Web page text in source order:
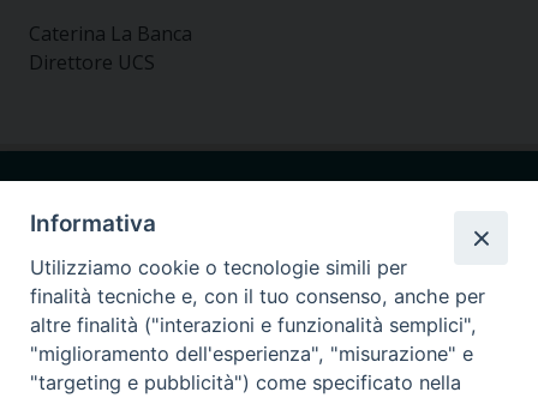
Caterina La Banca
Direttore UCS
Seminario Giovanni Paolo I
via Ginnasio 85
87011 Cassano allo Ionio (CS)
cell. 375.9066947
Informativa
Utilizziamo cookie o tecnologie simili per
finalità tecniche e, con il tuo consenso, anche per
altre finalità ("interazioni e funzionalità semplici",
"miglioramento dell'esperienza", "misurazione" e
"targeting e pubblicità") come specificato nella